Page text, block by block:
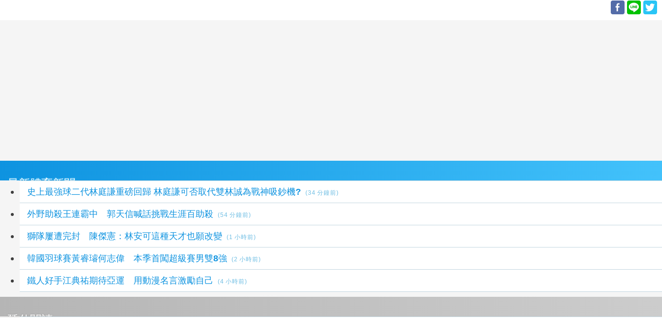
最新體育新聞
史上最強球二代林庭謙重磅回歸 林庭謙可否取代雙林誠為戰神吸鈔機? (34 分鐘前)
外野助殺王連霸中 郭天信喊話挑戰生涯百助殺 (54 分鐘前)
獅隊屢遭完封 陳傑憲：林安可這種天才也願改變 (1 小時前)
韓國羽球賽黃睿璿何志偉 本季首闖超級賽男雙8強 (2 小時前)
鐵人好手江典祐期待亞運 用動漫名言激勵自己 (4 小時前)